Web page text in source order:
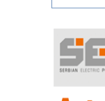
Art